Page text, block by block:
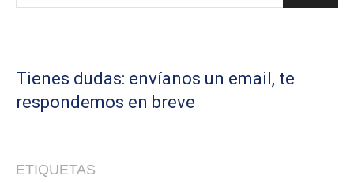
Tienes dudas: envíanos un email, te
respondemos en breve
ETIQUETAS